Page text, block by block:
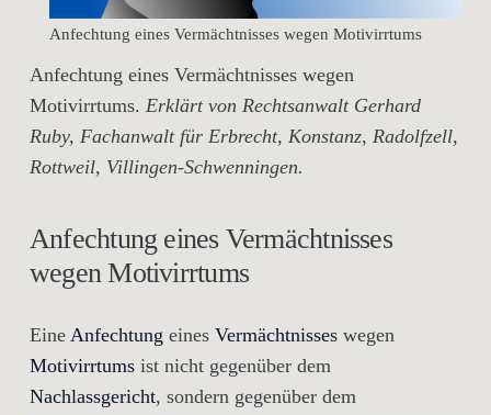
Anfechtung eines Vermächtnisses wegen Motivirrtums
Anfechtung eines Vermächtnisses wegen
Motivirrtums. Erklärt von Rechtsanwalt Gerhard
Ruby, Fachanwalt für Erbrecht, Konstanz, Radolfzell,
Rottweil, Villingen-Schwenningen.
Anfechtung eines Vermächtnisses
wegen Motivirrtums
Eine Anfechtung eines Vermächtnisses wegen
Motivirrtums ist nicht gegenüber dem
Nachlassgericht, sondern gegenüber dem